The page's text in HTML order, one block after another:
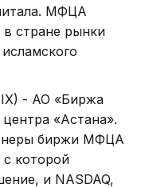
МФЦА
в стране рынки
- АО «Биржа
«Астана».
биржи МФЦА
которой
и NASDAQ,